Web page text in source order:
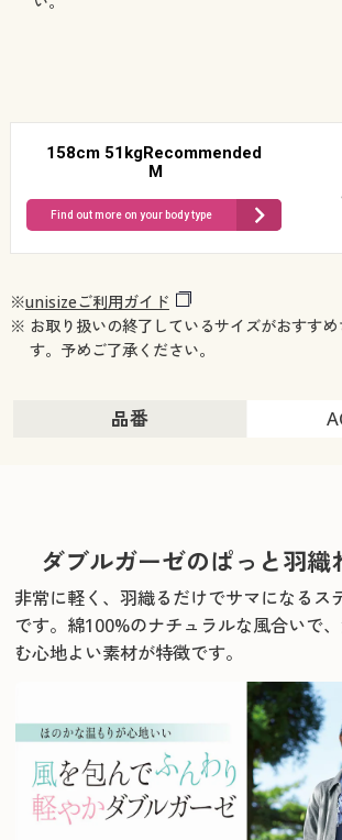
158cm 51kgRecommended
M
Find out more on your body type
※unisizeご利用ガイド
※ お取り扱いの終了しているサイズがおすすめ
す。予めご了承ください。
品番
ダブルガーゼのぱっと羽織
非常に軽く、羽織るだけでサマになるス
です。 綿100%のナチュラルな風合いで
む心地よい素材が特徴です。